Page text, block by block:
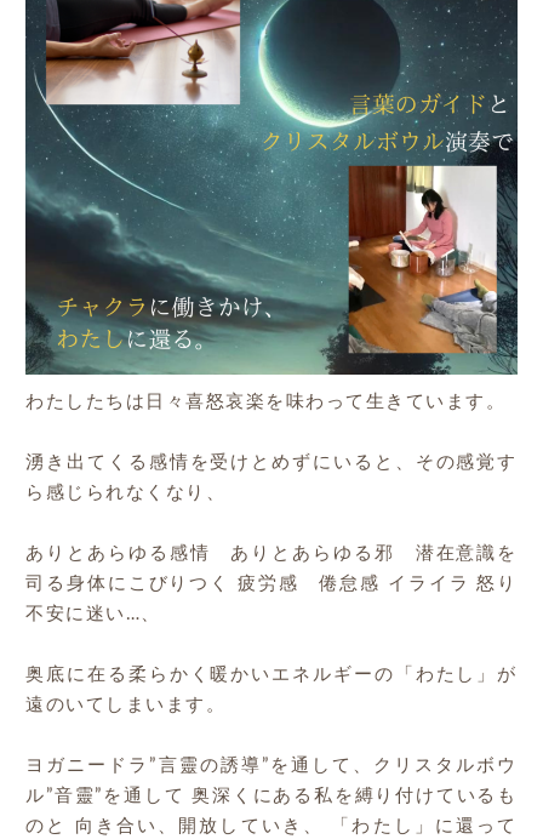
わたしたちは日々喜怒哀楽を味わって生きています。
湧き出てくる感情を受けとめずにいると、その感覚す
ら感じられなくなり、
ありとあらゆる感情 ありとあらゆる邪 潜在意識を
司る身体にこびりつく 疲労感 倦怠感 イライラ 怒り
不安に迷い…、
奥底に在る柔らかく暖かいエネルギーの「わたし」が
遠のいてしまいます。
ヨガニードラ”言靈の誘導”を通して、クリスタルボウ
ル”音靈”を通して 奥深くにある私を縛り付けているも
のと 向き合い、開放していき、 「わたし」に還って